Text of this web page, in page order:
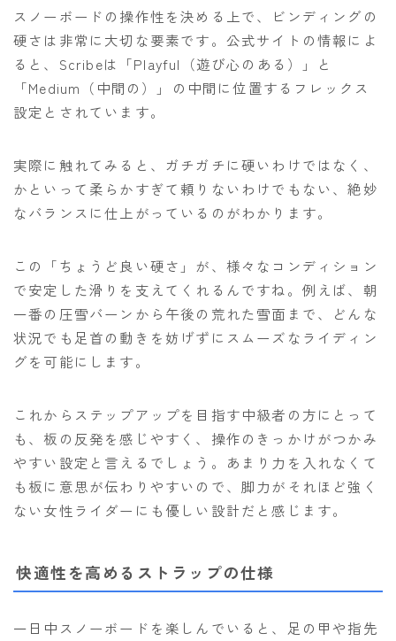
スノーボードの操作性を決める上で、ビンディングの
硬さは非常に大切な要素です。公式サイトの情報によ
ると、Scribeは「Playful（遊び心のある）」と
「Medium（中間の）」の中間に位置するフレックス
設定とされています。
実際に触れてみると、ガチガチに硬いわけではなく、
かといって柔らかすぎて頼りないわけでもない、絶妙
なバランスに仕上がっているのがわかります。
この「ちょうど良い硬さ」が、様々なコンディション
で安定した滑りを支えてくれるんですね。例えば、朝
一番の圧雪バーンから午後の荒れた雪面まで、どんな
状況でも足首の動きを妨げずにスムーズなライディン
グを可能にします。
これからステップアップを目指す中級者の方にとって
も、板の反発を感じやすく、操作のきっかけがつかみ
やすい設定と言えるでしょう。あまり力を入れなくて
も板に意思が伝わりやすいので、脚力がそれほど強く
ない女性ライダーにも優しい設計だと感じます。
快適性を高めるストラップの仕様
一日中スノーボードを楽しんでいると、足の甲や指先